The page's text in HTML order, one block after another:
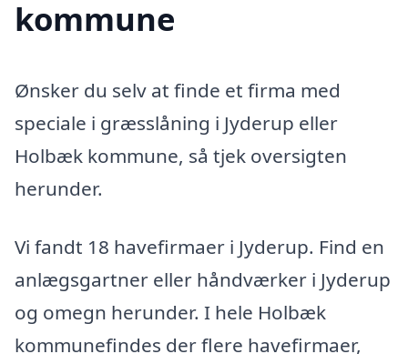
kommune
Ønsker du selv at finde et firma med
speciale i græsslåning i Jyderup eller
Holbæk kommune, så tjek oversigten
herunder.
Vi fandt 18 havefirmaer i Jyderup. Find en
anlægsgartner eller håndværker i Jyderup
og omegn herunder. I hele Holbæk
kommunefindes der flere havefirmaer,